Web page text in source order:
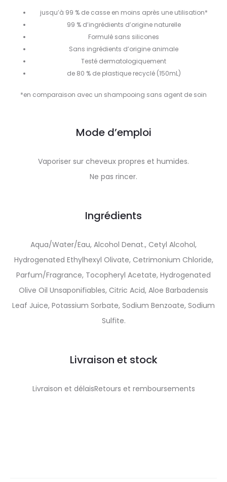
jusqu’à 99 % de casse en moins après une utilisation*
99 % d’ingrédients d’origine naturelle
Formulé sans silicones
Sans ingrédients d’origine animale
Testé dermatologiquement
de 80 % de plastique recyclé (150mL)
*en comparaison avec un shampooing sans agent de soin
Mode d’emploi
Vaporiser sur cheveux propres et humides.
Ne pas rincer.
Ingrédients
Aqua/Water/Eau, Alcohol Denat., Cetyl Alcohol,
Hydrogenated Ethylhexyl Olivate, Cetrimonium Chloride,
Parfum/Fragrance, Tocopheryl Acetate, Hydrogenated
Olive Oil Unsaponifiables, Citric Acid, Aloe Barbadensis
Leaf Juice, Potassium Sorbate, Sodium Benzoate, Sodium
Sulfite.
Livraison et stock
Livraison et délaisRetours et remboursements